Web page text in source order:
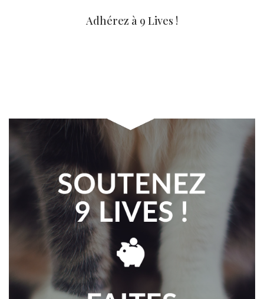
Adhérez à 9 Lives !